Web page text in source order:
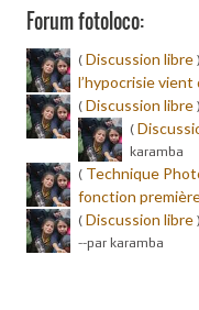
Forum fotoloco:
( Discussion libre
l’hypocrisie vient
( Discussion libre
(
karamba
( Technique
fonction
( Discussion libre
--par karamba